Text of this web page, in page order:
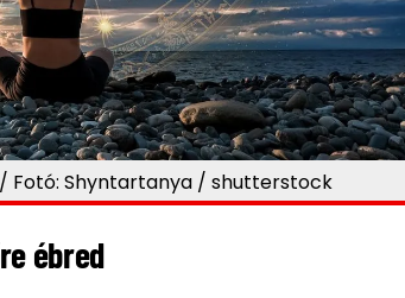
Fotó: Shyntartanya / shutterstock
ébred